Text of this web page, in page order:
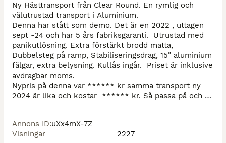
Ny Hästtransport från Clear Round. En rymlig och
välutrustad transport i Aluminium.
Denna har stått som demo. Det är en 2022 , uttagen
sept -24 och har 5 års fabriksgaranti.  Utrustad med
panikutlösning. Extra förstärkt brodd matta,
Dubbelsteg på ramp, Stabiliseringsdrag, 15" aluminium
fälgar, extra belysning. Kullås ingår.  Priset är inklusive
avdragbar moms.
Nypris på denna var ****** kr samma transport ny
2024 är lika och kostar  ****** kr. Så passa på och
Annons ID:uXx4mX-7Z
Visningar
2227